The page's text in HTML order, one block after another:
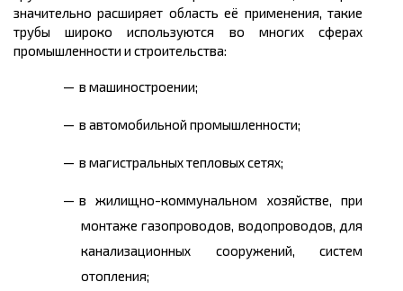
значительно расширяет область её применения, такие
трубы широко используются во многих сферах
промышленности и строительства:
в машиностроении;
в автомобильной промышленности;
в магистральных тепловых сетях;
в жилищно-коммунальном хозяйстве, при
монтаже газопроводов, водопроводов, для
канализационных сооружений, систем
отопления;